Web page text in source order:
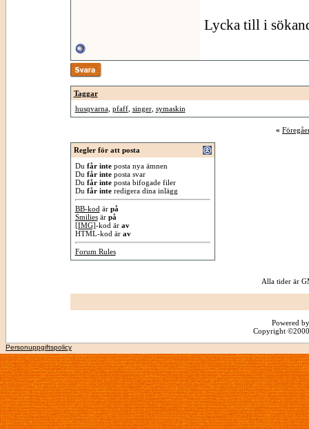
Lycka till i
Taggar
husqvarna, pfaff, singer, symaskin
«
Regler för att posta
Du får inteposta nya ämnen
Du får inteposta svar
Du får inteposta bifogade filer
Du får interedigera dina inlägg
BB-kod är på
Smiliesär på
[IMG]-kod är av
HTML-kod är av
Forum Rules
Alla tider är
Powered
Copyright
Personuppgiftspolicy